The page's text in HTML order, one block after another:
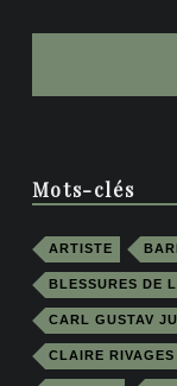
Mots-clés
ARTISTE
BLESSURES DE
CARL GUSTAV
CLAIRE RIVAGES